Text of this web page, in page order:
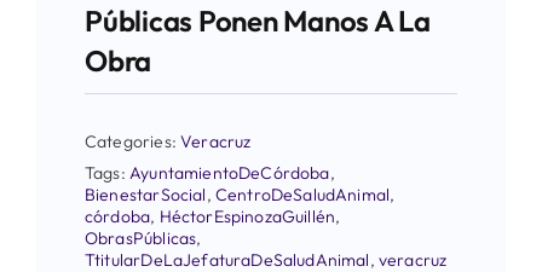
Públicas Ponen Manos A La
Obra
Categories:Veracruz
Tags: AyuntamientoDeCórdoba,
BienestarSocial, CentroDeSaludAnimal,
córdoba, HéctorEspinozaGuillén,
ObrasPúblicas,
TtitularDeLaJefaturaDeSaludAnimal, veracruz